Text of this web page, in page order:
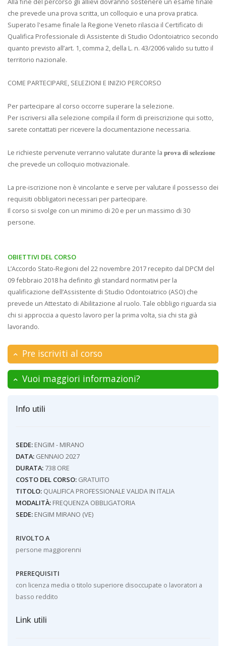
che prevede una prova scritta, un colloquio e una prova pratica.
Superato l'esame finale la Regione Veneto rilascia il Certificato di
Qualifica Professionale di Assistente di Studio Odontoiatrico secondo
quanto previsto all’art. 1, comma 2, della L. n. 43/2006 valido su tutto il
territorio nazionale.
COME PARTECIPARE, SELEZIONI E INIZIO PERCORSO
Per partecipare al corso occorre superare la selezione.
Per iscriversi alla selezione compila il form di preiscrizione qui sotto,
sarete contattati per ricevere la documentazione necessaria.
Le richieste pervenute verranno valutate durante la 𝐩𝐫𝐨𝐯𝐚 𝐝𝐢 𝐬𝐞𝐥𝐞𝐳𝐢𝐨𝐧𝐞
che prevede un colloquio motivazionale.
La pre-iscrizione non è vincolante e serve per valutare il possesso dei
requisiti obbligatori necessari per partecipare.
Il corso si svolge con un minimo di 20 e per un massimo di 30
persone.
OBIETTIVI DEL CORSO
L’Accordo Stato-Regioni del 22 novembre 2017 recepito dal DPCM del
09 febbraio 2018 ha definito gli standard normativi per la
qualificazione dell’Assistente di Studio Odontoiatrico (ASO) che
prevede un Attestato di Abilitazione al ruolo. Tale obbligo riguarda sia
chi si approccia a questo lavoro per la prima volta, sia chi sta già
lavorando.
Pre iscriviti al corso
Vuoi maggiori informazioni?
Info utili
SEDE:ENGIM - MIRANO
DATA:GENNAIO 2027
DURATA:738 ORE
COSTO DEL CORSO:GRATUITO
TITOLO:QUALIFICA PROFESSIONALE VALIDA IN ITALIA
MODALITÀ:FREQUENZA OBBLIGATORIA
SEDE:ENGIM MIRANO (VE)
RIVOLTO A
persone maggiorenni
PREREQUISITI
con licenza media o titolo superiore disoccupate o lavoratori a
basso reddito
Link utili